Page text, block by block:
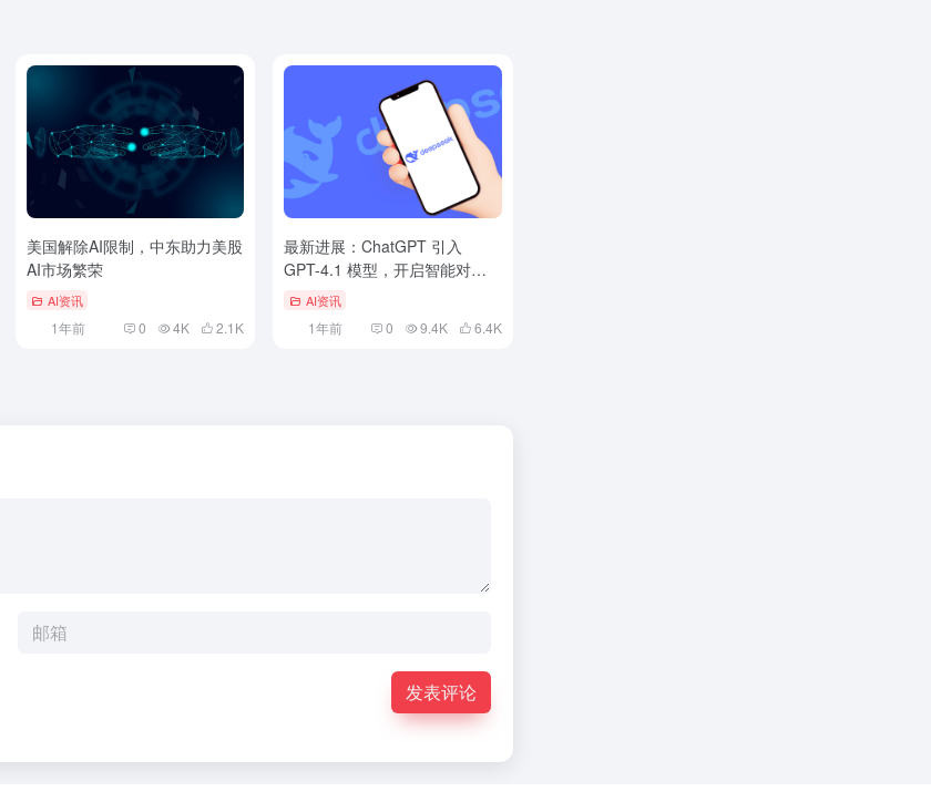
美国解除AI限制，中东助力美股
AI市场繁荣
AI资讯
1年前 0 4K 2.1 K
最新进展：ChatGPT 引入
GPT-4.1 模型，开启智能对话
新时代
AI资讯
1年前 0 9.4K 6.4K
发表评论